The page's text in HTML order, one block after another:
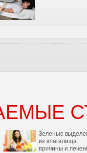
Зеленые
из влагалища:
причины и